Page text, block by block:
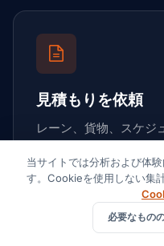
見積もりを依頼
レーン、貨物、スケジ
見積もりを開始
当サイトでは分析および体
す。Cookieを使用しない集
必要なもの